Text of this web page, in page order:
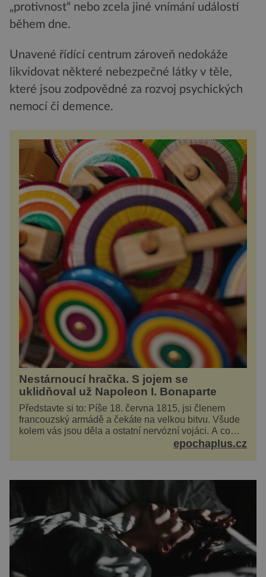
„protivnost“ nebo zcela jiné vnímání událostí
během dne.
Unavené řídící centrum zároveň nedokáže
likvidovat některé nebezpečné látky v těle,
které jsou zodpovědné za rozvoj psychických
nemocí či demence.
Nestárnoucí hračka. S jojem se
uklidňoval už Napoleon I. Bonaparte
Představte si to: Píše 18. června 1815, jsi členem
francouzský armádě a čekáte na velkou bitvu. Všude
kolem vás jsou děla a ostatní nervózní vojáci. A co
děláte vy? Hrajete si… s jojem! Zdá se v...epochaplus.cz